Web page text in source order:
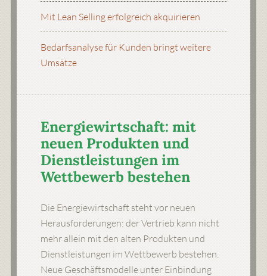
Mit Lean Selling erfolgreich akquirieren
Bedarfsanalyse für Kunden bringt weitere
Umsätze
Energiewirtschaft: mit
neuen Produkten und
Dienstleistungen im
Wettbewerb bestehen
Die Energiewirtschaft steht vor neuen
Herausforderungen: der Vertrieb kann nicht
mehr allein mit den alten Produkten und
Dienstleistungen im Wettbewerb bestehen.
Neue Geschäftsmodelle unter Einbindung